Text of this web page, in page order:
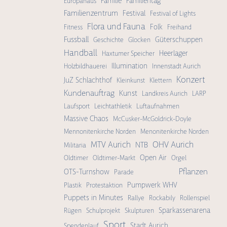
Familienzentrum Festival
Festival of Lights
Fitness
Flora und Fauna Folk Freihand
Fussball Geschichte Glocken Güterschuppen
Handball Haxtumer Speicher Heerlager
Holzbildhauerei Illumination Innenstadt Aurich
JuZ Schlachthof Kleinkunst Klettern Konzert
Kundenauftrag Kunst Landkreis Aurich
LARP
Laufsport
Leichtathletik Luftaufnahmen
Massive Chaos
McCusker-McGoldrick-Doyle
Mennonitenkirche Norden
Menonitenkirche Norden
Militaria
MTV Aurich NTB OHV Aurich
Oldtimer Oldtimer-Markt Open Air Orgel
OTS-Turnshow Parade Pflanzen
Plastik Protestaktion
Pumpwerk WHV
Puppets in Minutes
Rallye Rockabily
Rollenspiel
Rügen Schulprojekt Skulpturen Sparkassenarena